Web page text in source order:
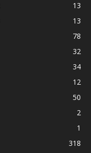
13
13
78
32
34
12
50
2
1
318